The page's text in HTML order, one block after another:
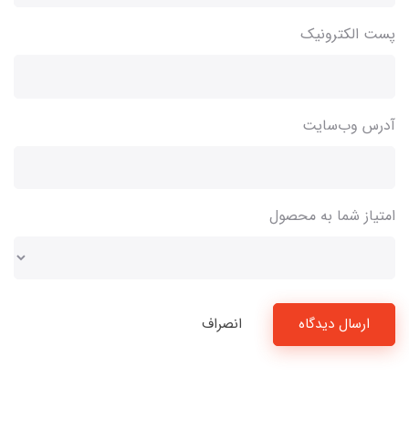
پست الکترونیک
آدرس وب‌سایت
امتیاز شما به محصول
ارسال دیدگاه انصراف